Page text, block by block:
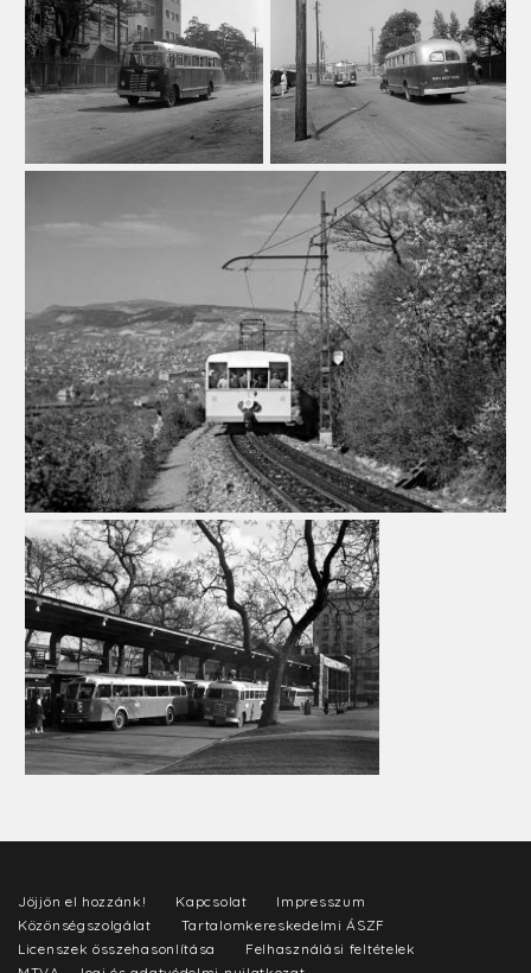
Jöjjön el hozzánk! Kapcsolat
Impresszum
Közönségszolgálat
Tartalomkereskedelmi ÁSZF
Licenszek összehasonlítása
Felhasználási feltételek